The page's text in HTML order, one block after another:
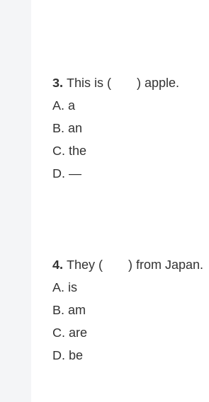
3. This is ( ) apple.
A. a
B. an
C. the
D. —
4. They ( ) from Japan.
A. is
B. am
C. are
D. be